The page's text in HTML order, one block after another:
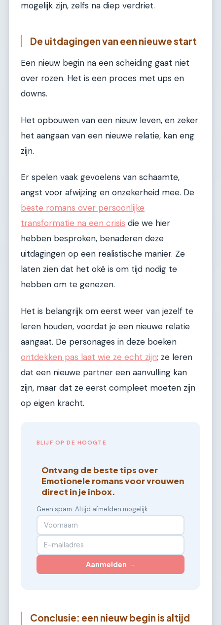
mogelijk zijn, zelfs na diep verdriet.
De uitdagingen van een nieuwe start
Een nieuw begin na een scheiding gaat niet
over rozen. Het is een proces met ups en
downs.
Het opbouwen van een nieuw leven, en zeker
het aangaan van een nieuwe relatie, kan eng
zijn.
Er spelen vaak gevoelens van schaamte,
angst voor afwijzing en onzekerheid mee. De
beste romans over persoonlijke
transformatie na een crisis die we hier
hebben besproken, benaderen deze
uitdagingen op een realistische manier. Ze
laten zien dat het oké is om tijd nodig te
hebben om te genezen.
Het is belangrijk om eerst weer van jezelf te
leren houden, voordat je een nieuwe relatie
aangaat. De personages in deze boeken
ontdekken pas laat wie ze echt zijn; ze leren
dat een nieuwe partner een aanvulling kan
zijn, maar dat ze eerst compleet moeten zijn
op eigen kracht.
BLIJF OP DE HOOGTE
Ontvang de beste tips over
Emotionele romans voor vrouwen
direct in je inbox.
Geen spam. Altijd afmelden mogelijk.
Aanmelden →
Conclusie: een nieuw begin is altijd